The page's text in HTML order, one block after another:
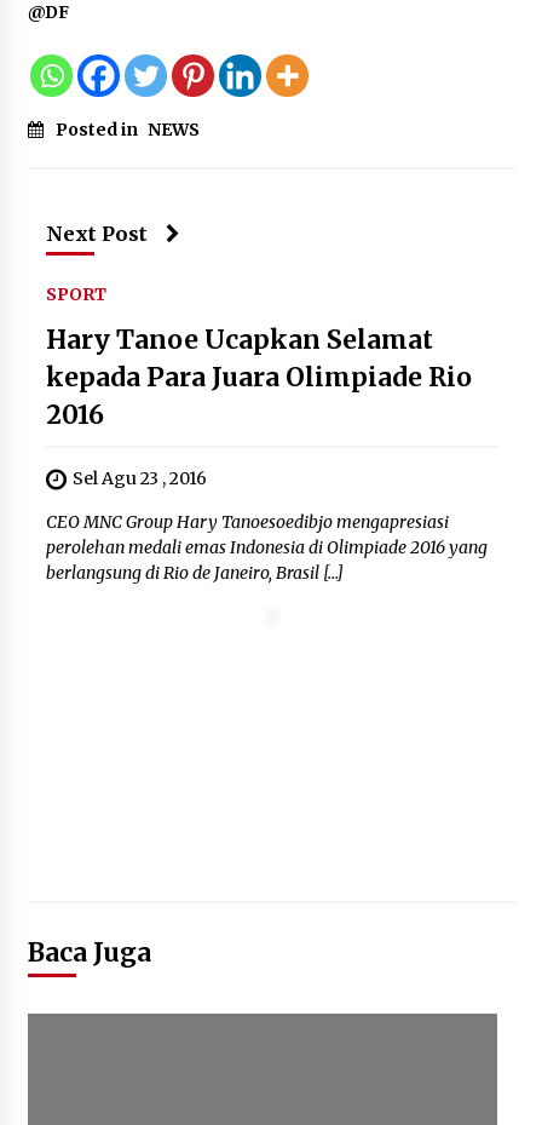
@DF
Posted in NEWS
Next Post
SPORT
Hary Tanoe Ucapkan Selamat
kepada Para Juara Olimpiade Rio
2016
Sel Agu 23 , 2016
CEO MNC Group Hary Tanoesoedibjo mengapresiasi
perolehan medali emas Indonesia di Olimpiade 2016 yang
berlangsung di Rio de Janeiro, Brasil […]
Baca Juga